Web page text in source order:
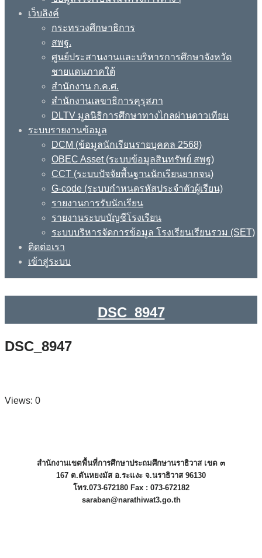
เว็บลิงค์
กระทรวงศึกษาธิการ
สพฐ.
ศูนย์ประสานงานและบริหารการศึกษาจังหวัด
ชายแดนภาคใต้
สำนักงาน ก.ค.ศ.
สำนักงานเลขาธิการคุรุสภา
DLTV มูลนิธิการศึกษาทางไกลผ่านดาวเทียม
ระบบรายงานข้อมูล
DCM (ข้อมูลนักเรียนรายบุคคล 2568)
OBEC Asset (ระบบข้อมูลสินทรัพย์ สพฐ)
CCT (ระบบปัจจัยพื้นฐานนักเรียนยากจน)
G-code (ระบบกำหนดรหัสประจำตัวผู้เรียน)
รายงานการรับนักเรียน
รายงานระบบบัญชีโรงเรียน
ระบบบริหารจัดการข้อมูล โรงเรียนเรียนรวม (SET)
ติดต่อเรา
เข้าสู่ระบบ
DSC_8947
DSC_8947
Views: 0
สำนักงานเขตพื้นที่การศึกษาประถมศึกษานราธิวาส เขต ๓
167 ต.ตันหยงมัส อ.ระแงะ จ.นราธิวาส 96130
โทร.073-672180 Fax : 073-672182
saraban@narathiwat3.go.th